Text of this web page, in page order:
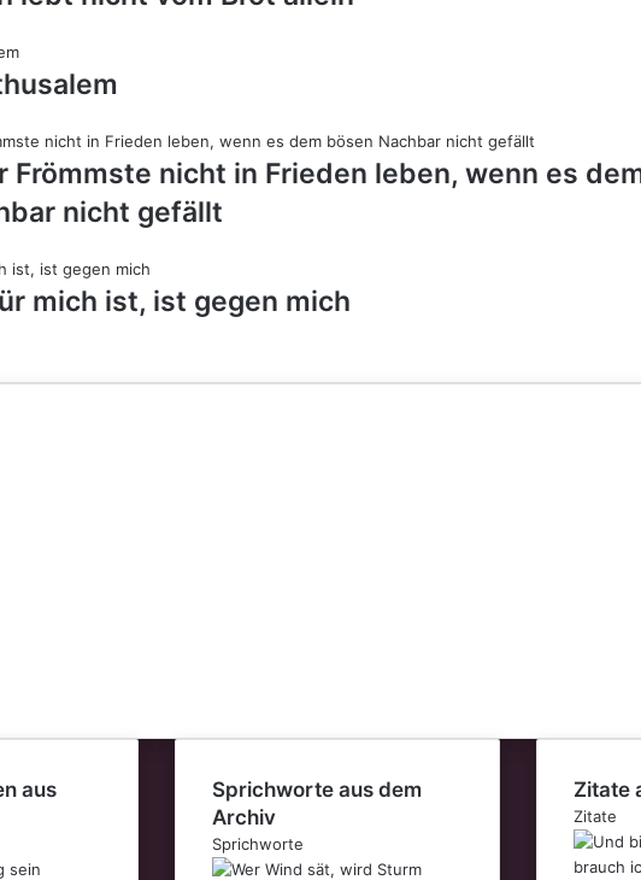
Frömmste nicht in Frieden leben, wenn es
nicht gefällt
mich ist, ist gegen mich
aus
Sprichworte aus dem
Archiv
Sprichworte
Zitate
Zitate